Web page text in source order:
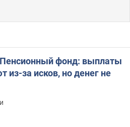
фонд: выплаты
из-за исков, но денег не